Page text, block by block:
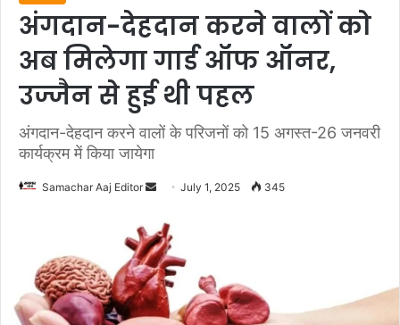
अंगदान-देहदान करने वालों को
अब मिलेगा गार्ड ऑफ ऑनर,
उज्जैन से हुई थी पहल
अंगदान-देहदान करने वालों के परिजनों को 15 अगस्त-26 जनवरी
कार्यक्रम में किया जायेगा
Samachar Aaj Editor
Send
email
July 1, 2025 345